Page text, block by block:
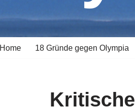
Home 18 Gründe gegen Olympia